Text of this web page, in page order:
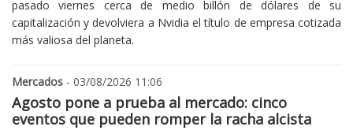
pasado viernes cerca de medio billón de dólares de su
capitalización y devolviera a Nvidia el título de empresa cotizada
más valiosa del planeta.
Mercados - 03/08/2026 11:06
Agosto pone a prueba al mercado: cinco
eventos que pueden romper la racha alcista